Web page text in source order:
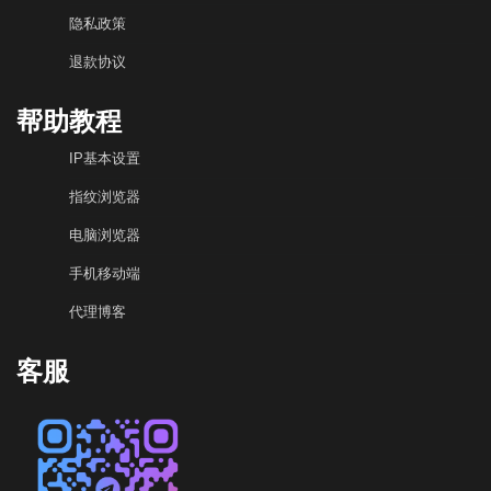
隐私政策
退款协议
帮助教程
IP基本设置
指纹浏览器
电脑浏览器
手机移动端
代理博客
客服